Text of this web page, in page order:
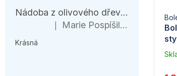
Nádoba z olivového dřeva, HENDI, 245x198x(H)194mm
Hodnocení produktu je 5 z 5 hvězdiček.
Marie Pospíšilová
Krásná